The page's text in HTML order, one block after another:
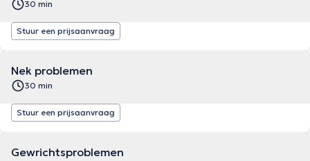
30 min
Stuur een prijsaanvraag
Nek problemen
30 min
Stuur een prijsaanvraag
Gewrichtsproblemen